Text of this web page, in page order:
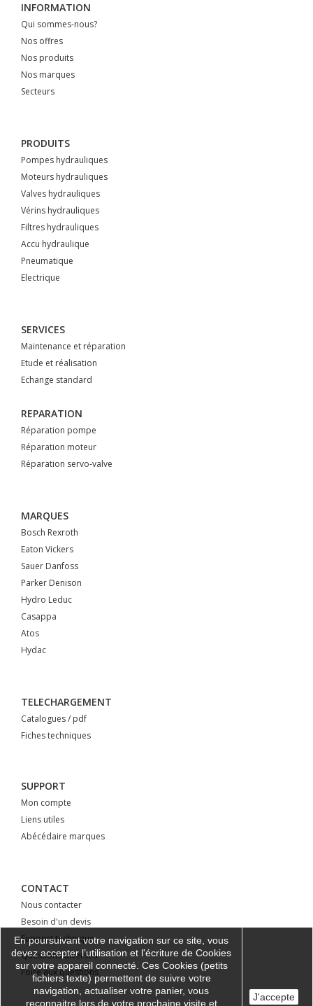
INFORMATION
Qui sommes-nous?
Nos offres
Nos produits
Nos marques
Secteurs
PRODUITS
Pompes hydrauliques
Moteurs hydrauliques
Valves hydrauliques
Vérins hydrauliques
Filtres hydrauliques
Accu hydraulique
Pneumatique
Electrique
SERVICES
Maintenance et réparation
Etude et réalisation
Echange standard
REPARATION
Réparation pompe
Réparation moteur
Réparation servo-valve
MARQUES
Bosch Rexroth
Eaton Vickers
Sauer Danfoss
Parker Denison
Hydro Leduc
Casappa
Atos
Hydac
TELECHARGEMENT
Catalogues / pdf
Fiches techniques
SUPPORT
Mon compte
Liens utiles
Abécédaire marques
CONTACT
Nous contacter
Besoin d'un devis
Support technique
Questions diverses
Foire aux questions
En poursuivant votre navigation sur ce site, vous
devez accepter l’utilisation et l'écriture de Cookies
sur votre appareil connecté. Ces Cookies (petits
fichiers texte) permettent de suivre votre
navigation, actualiser votre panier, vous
reconnaitre lors de votre prochaine visite et
J'accepte